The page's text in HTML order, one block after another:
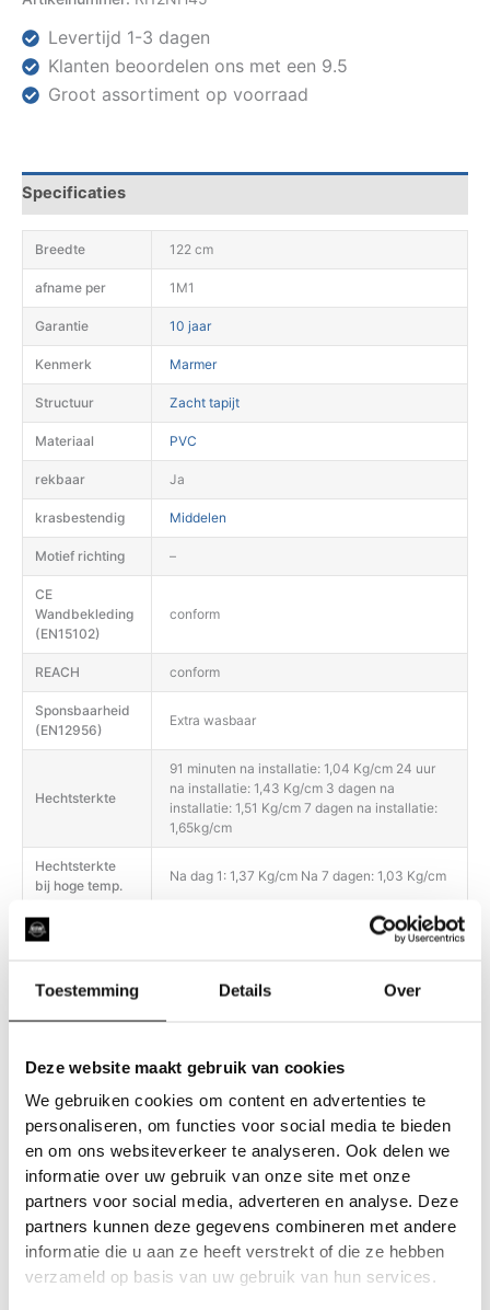
Toestemming Details Over
Deze website maakt gebruik van cookies
We gebruiken cookies om content en advertenties te
personaliseren, om functies voor social media te bieden
en om ons websiteverkeer te analyseren. Ook delen we
informatie over uw gebruik van onze site met onze
partners voor social media, adverteren en analyse. Deze
partners kunnen deze gegevens combineren met andere
informatie die u aan ze heeft verstrekt of die ze hebben
verzameld op basis van uw gebruik van hun services.
Levertijd 1-3 dagen
Klanten beoordelen ons met een 9.5
Groot assortiment op voorraad
Specificaties
Breedte 122 cm
afname per 1M1
Garantie 10 jaar
Kenmerk Marmer
Structuur Zacht tapijt
Materiaal PVC
rekbaar Ja
krasbestendig Middelen
Motief richting –
CE
Wandbekleding
(EN15102)
conform
REACH conform
Sponsbaarheid
(EN12956)
Extra wasbaar
Hechtsterkte
91 minuten na installatie: 1,04 Kg/cm 24 uur
na installatie: 1,43 Kg/cm 3 dagen na
installatie: 1,51 Kg/cm 7 dagen na installatie:
1,65kg/cm
Hechtsterkte
bij hoge temp.
Na dag 1: 1,37 Kg/cm Na 7 dagen: 1,03 Kg/cm
Het product biedt een uitstekende weerstand
tegen water, vuil, schuren, UV-stralen en
delamineren).
Onderhoud
gebruik geen producten met een te zure of te
basische pH. Heet water (niet koken) kan
helpen om hardnekkige vlekken te
Gerelateerde producten